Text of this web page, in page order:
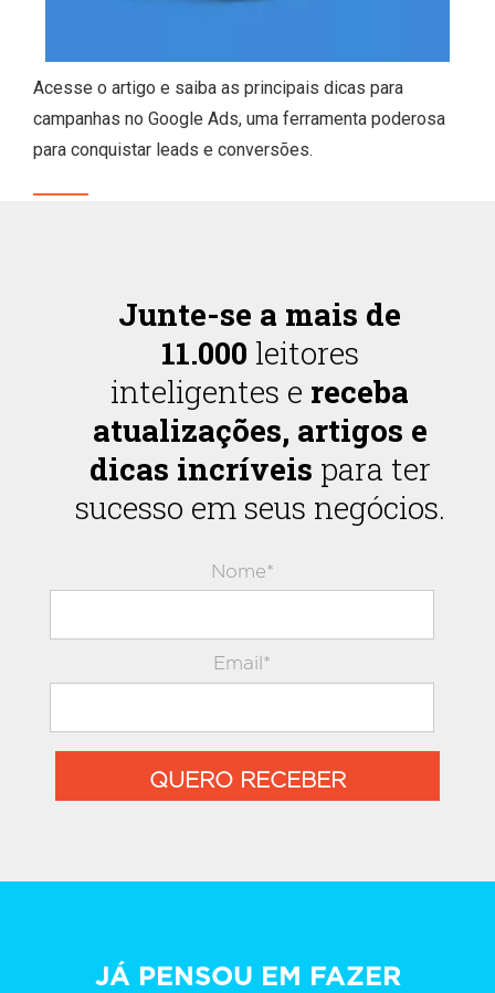
Acesse o artigo e saiba as principais dicas para
campanhas no Google Ads, uma ferramenta poderosa
para conquistar leads e conversões.
Junte-se a mais de
11.000 leitores
inteligentes e receba
atualizações, artigos e
dicas incríveis para ter
sucesso em seus negócios.
Nome*
Email*
QUERO RECEBER
JÁ PENSOU EM FAZER